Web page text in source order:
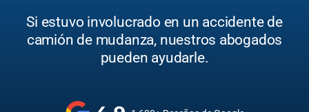
Si estuvo involucrado en un accidente de
camión de mudanza, nuestros abogados
pueden ayudarle.